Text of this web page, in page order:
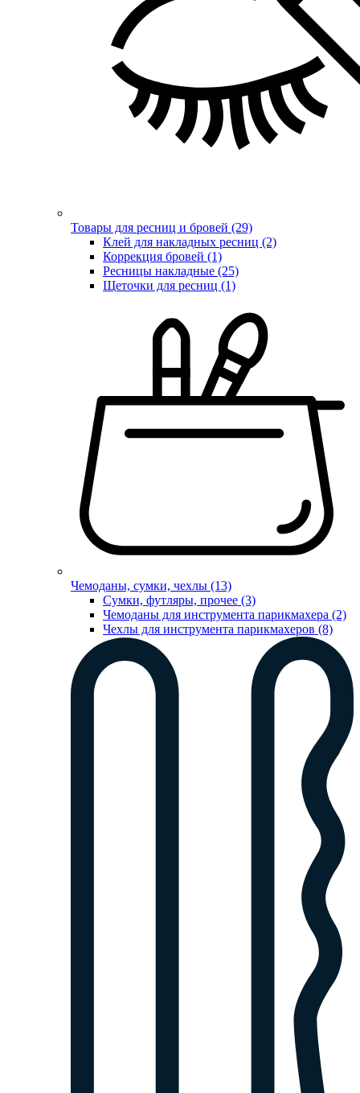
Товары для ресниц и бровей (29)
Клей для накладных ресниц (2)
Коррекция бровей (1)
Ресницы накладные (25)
Щеточки для ресниц (1)
Чемоданы, сумки, чехлы (13)
Сумки, футляры, прочее (3)
Чемоданы для инструмента парикмахера (2)
Чехлы для инструмента парикмахеров (8)